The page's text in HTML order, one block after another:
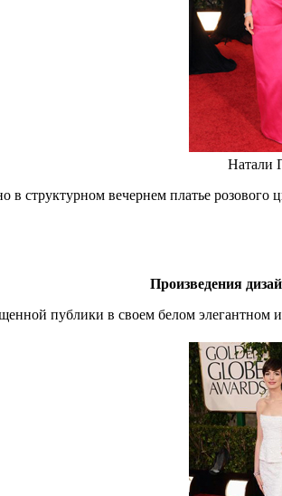
Натали
в структурном вечернем платье розового
Произведения
публики в своем белом элегантном